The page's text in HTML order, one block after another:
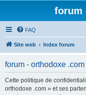
forum
FAQ
Site web Index forum
forum - orthodoxe
Cette politique de
orthodoxe .com » et ses